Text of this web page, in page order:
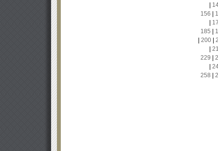
156
185
200|
229
258